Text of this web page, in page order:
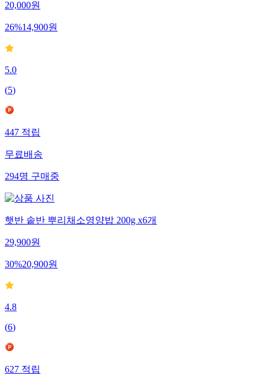
20,000원
26%14,900원
5.0
(5)
447적립
무료배송
294명구매중
햇반 솥반 뿌리채소영양밥 200g x6개
29,900원
30%20,900원
4.8
(6)
627적립